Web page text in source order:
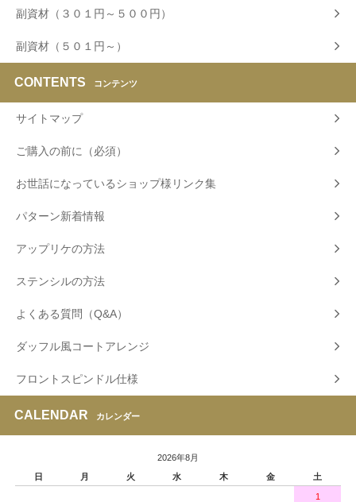
副資材（３０１円～５００円）
副資材（５０１円～）
CONTENTS コンテンツ
サイトマップ
ご購入の前に（必須）
お世話になっているショップ様リンク集
パターン新着情報
アップリケの方法
ステンシルの方法
よくある質問（Q&A）
ダッフル風コートアレンジ
フロントスピンドル仕様
CALENDAR カレンダー
2026年8月
日
月 火 水 木 金 土
1